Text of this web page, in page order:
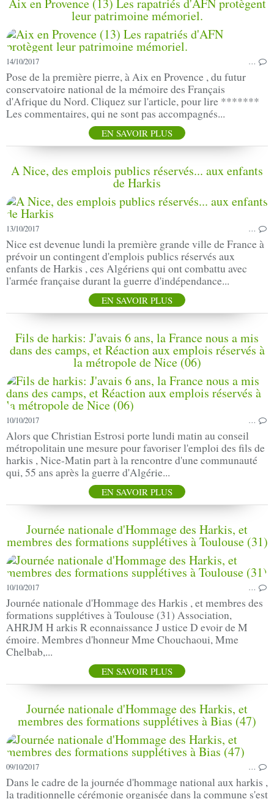
leur patrimoine mémoriel.
14/10/2017 …
Pose de la première pierre, à Aix en Provence , du futur
conservatoire national de la mémoire des Français
d'Afrique du Nord. Cliquez sur l'article, pour lire *******
Les commentaires, qui ne sont pas accompagnés...
EN SAVOIR PLUS
A Nice, des emplois publics réservés... aux enfants
de Harkis
13/10/2017 …
Nice est devenue lundi la première grande ville de France à
prévoir un contingent d'emplois publics réservés aux
enfants de Harkis , ces Algériens qui ont combattu avec
l'armée française durant la guerre d'indépendance...
EN SAVOIR PLUS
Fils de harkis: J'avais 6 ans, la France nous a mis
dans des camps, et Réaction aux emplois réservés à
la métropole de Nice (06)
10/10/2017 …
Alors que Christian Estrosi porte lundi matin au conseil
métropolitain une mesure pour favoriser l'emploi des fils de
harkis , Nice-Matin part à la rencontre d'une communauté
qui, 55 ans après la guerre d'Algérie...
EN SAVOIR PLUS
Journée nationale d'Hommage des Harkis, et
membres des formations supplétives à Toulouse (31)
10/10/2017 …
Journée nationale d'Hommage des Harkis , et membres des
formations supplétives à Toulouse (31) Association,
AHRJM H arkis R econnaissance J ustice D evoir de M
émoire. Membres d'honneur Mme Chouchaoui, Mme
Chelbab,...
EN SAVOIR PLUS
Journée nationale d'Hommage des Harkis, et
membres des formations supplétives à Bias (47)
09/10/2017 …
Dans le cadre de la journée d'hommage national aux harkis ,
la traditionnelle cérémonie organisée dans la commune s'est